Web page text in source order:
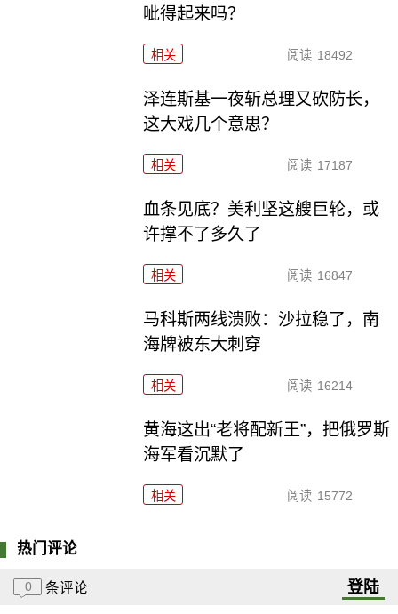
呲得起来吗？
相关 阅读 18492
泽连斯基一夜斩总理又砍防长，
这大戏几个意思？
相关 阅读 17187
血条见底？美利坚这艘巨轮，或
许撑不了多久了
相关 阅读 16847
马科斯两线溃败：沙拉稳了，南
海牌被东大刺穿
相关 阅读 16214
黄海这出“老将配新王”，把俄罗斯
海军看沉默了
相关 阅读 15772
热门评论
0 条评论 登陆